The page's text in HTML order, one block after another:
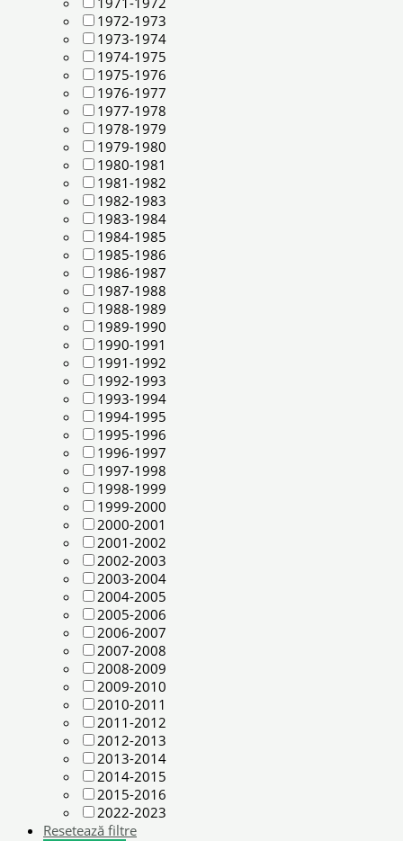
1972-1973
1973-1974
1974-1975
1975-1976
1976-1977
1977-1978
1978-1979
1979-1980
1980-1981
1981-1982
1982-1983
1983-1984
1984-1985
1985-1986
1986-1987
1987-1988
1988-1989
1989-1990
1990-1991
1991-1992
1992-1993
1993-1994
1994-1995
1995-1996
1996-1997
1997-1998
1998-1999
1999-2000
2000-2001
2001-2002
2002-2003
2003-2004
2004-2005
2005-2006
2006-2007
2007-2008
2008-2009
2009-2010
2010-2011
2011-2012
2012-2013
2013-2014
2014-2015
2015-2016
2022-2023
Resetează filtre